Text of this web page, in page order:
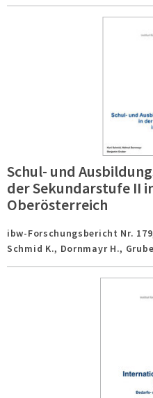
Schul- und
der Sekundarstufe II
Oberösterreich
ibw-Forschungsbericht Nr.
Schmid K., Dornmayr H.,